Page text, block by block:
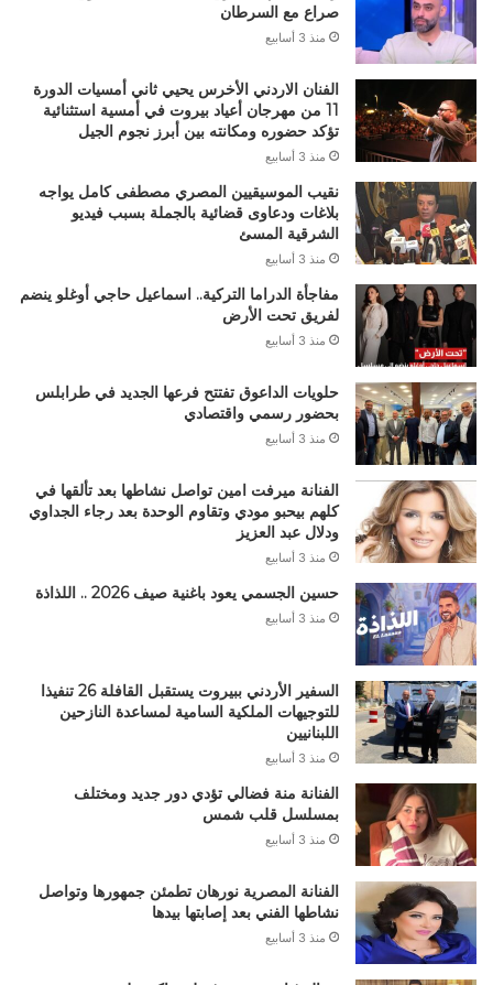
صراع مع السرطان
منذ 3 أسابيع
الفنان الاردني الأخرس يحيي ثاني أمسيات الدورة
11 من مهرجان أعياد بيروت في أمسية استثنائية
تؤكد حضوره ومكانته بين أبرز نجوم الجيل
منذ 3 أسابيع
نقيب الموسيقيين المصري مصطفى كامل يواجه
بلاغات ودعاوى قضائية بالجملة بسبب فيديو
الشرقية المسئ
منذ 3 أسابيع
مفاجأة الدراما التركية.. اسماعيل حاجي أوغلو ينضم
لفريق تحت الأرض
منذ 3 أسابيع
حلويات الداعوق تفتتح فرعها الجديد في طرابلس
بحضور رسمي واقتصادي
منذ 3 أسابيع
الفنانة ميرفت امين تواصل نشاطها بعد تألقها في
كلهم بيحبو مودي وتقاوم الوحدة بعد رجاء الجداوي
ودلال عبد العزيز
منذ 3 أسابيع
حسين الجسمي يعود باغنية صيف 2026 .. اللذاذة
منذ 3 أسابيع
السفير الأردني ببيروت يستقبل القافلة 26 تنفيذا
للتوجيهات الملكية السامية لمساعدة النازحين
اللبنانيين
منذ 3 أسابيع
الفنانة منة فضالي تؤدي دور جديد ومختلف
بمسلسل قلب شمس
منذ 3 أسابيع
الفنانة المصرية نورهان تطمئن جمهورها وتواصل
نشاطها الفني بعد إصابتها بيدها
منذ 3 أسابيع